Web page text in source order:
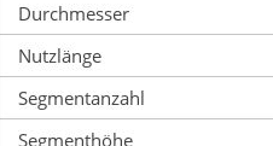
Durchmesser
Nutzlänge
Segmentanzahl
Segmenthöhe